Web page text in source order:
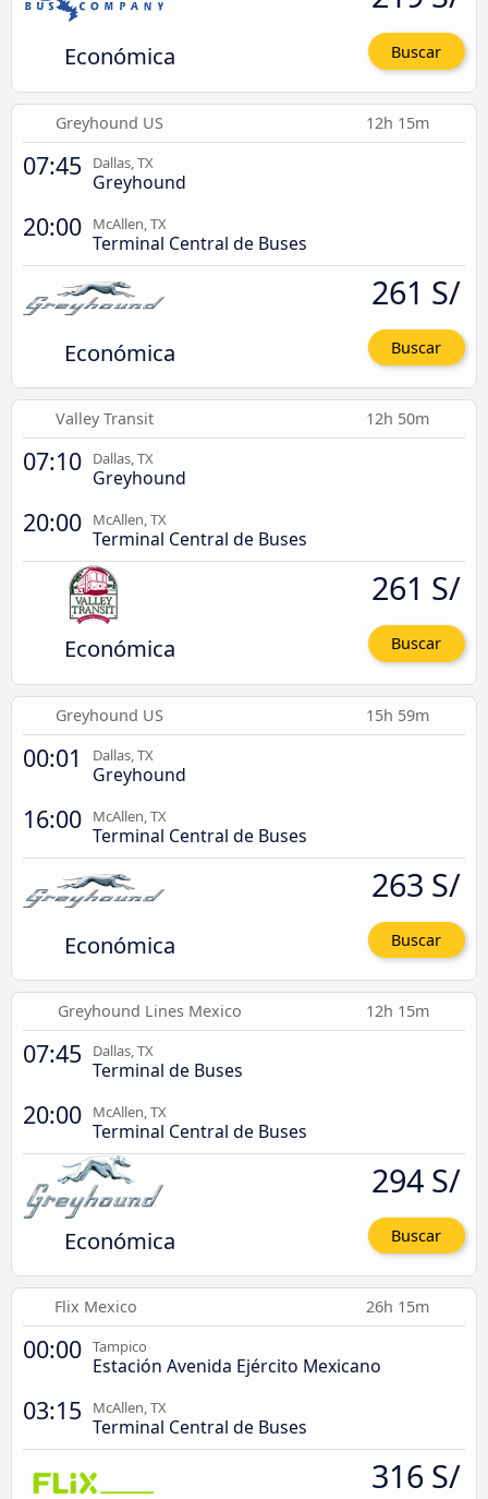
Económica Buscar
Greyhound US 12h 15m
07:45 Dallas, TX
Greyhound
20:00 McAllen, TX
Terminal Central de Buses
Económica
261 S/
Buscar
Valley Transit 12h 50m
07:10 Dallas, TX
Greyhound
20:00 McAllen, TX
Terminal Central de Buses
Económica
261 S/
Buscar
Greyhound US 15h 59m
00:01 Dallas, TX
Greyhound
16:00 McAllen, TX
Terminal Central de Buses
Económica
263 S/
Buscar
Greyhound Lines Mexico 12h 15m
07:45 Dallas, TX
Terminal de Buses
20:00 McAllen, TX
Terminal Central de Buses
Económica
294 S/
Buscar
Flix Mexico 26h 15m
00:00 Tampico
Estación Avenida Ejército Mexicano
03:15 McAllen, TX
Terminal Central de Buses
316 S/